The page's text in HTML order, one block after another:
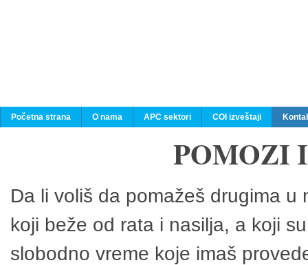
Početna strana O nama APC sektori COI izveštaji
POMOZI
Da li voliš da pomažeš drugima
koji beže od rata i nasilja, a koji
slobodno vreme koje imaš